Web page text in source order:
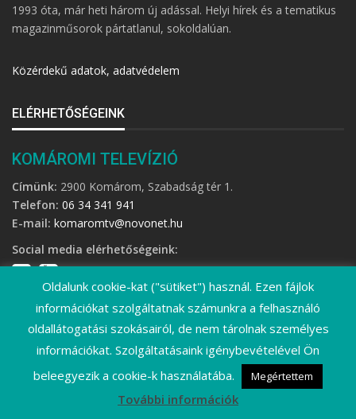
1993 óta, már heti három új adással. Helyi hírek és a tematikus
magazinműsorok pártatlanul, sokoldalúan.
Közérdekű adatok, adatvédelem
ELÉRHETŐSÉGEINK
KOMÁROMI TELEVÍZIÓ
Címünk: 2900 Komárom, Szabadság tér 1.
Telefon: 06 34 341 941
E-mail: komaromtv@novonet.hu
Social media elérhetőségeink:
©2026 Komáromi Televízió • Minden jog fenntartva!
Oldalunk cookie-kat ("sütiket") használ. Ezen fájlok
információkat szolgáltatnak számunkra a felhasználó
oldallátogatási szokásairól, de nem tárolnak személyes
információkat. Szolgáltatásaink igénybevételével Ön
beleegyezik a cookie-k használatába.
Megértettem
További információk